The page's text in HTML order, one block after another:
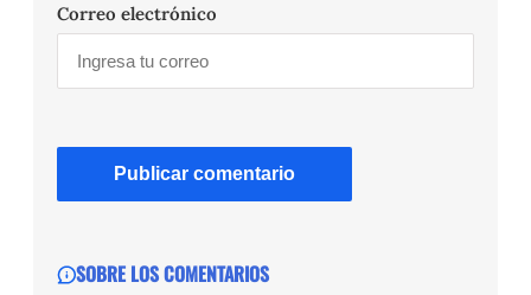
Correo electrónico
SOBRE LOS COMENTARIOS